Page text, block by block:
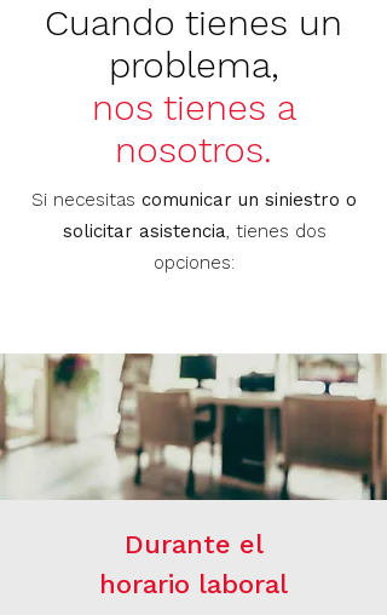
Cuando tienes un
problema,
nos tienes a
nosotros.
Si necesitas comunicar un siniestro o
solicitar asistencia, tienes dos
opciones:
Durante el
horario laboral